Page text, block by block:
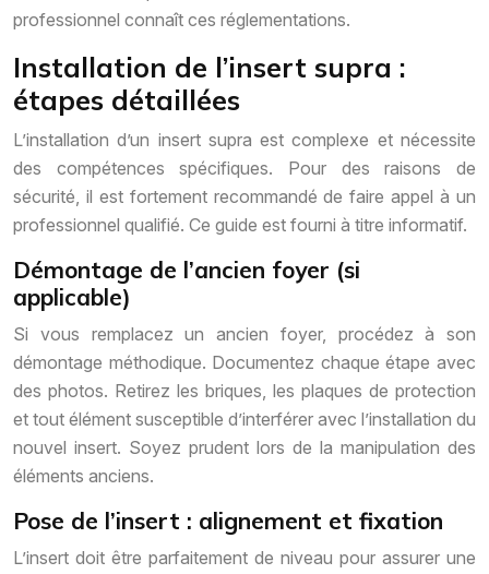
professionnel connaît ces réglementations.
Installation de l’insert supra :
étapes détaillées
L’installation d’un insert supra est complexe et nécessite
des compétences spécifiques. Pour des raisons de
sécurité, il est fortement recommandé de faire appel à un
professionnel qualifié. Ce guide est fourni à titre informatif.
Démontage de l’ancien foyer (si
applicable)
Si vous remplacez un ancien foyer, procédez à son
démontage méthodique. Documentez chaque étape avec
des photos. Retirez les briques, les plaques de protection
et tout élément susceptible d’interférer avec l’installation du
nouvel insert. Soyez prudent lors de la manipulation des
éléments anciens.
Pose de l’insert : alignement et fixation
L’insert doit être parfaitement de niveau pour assurer une